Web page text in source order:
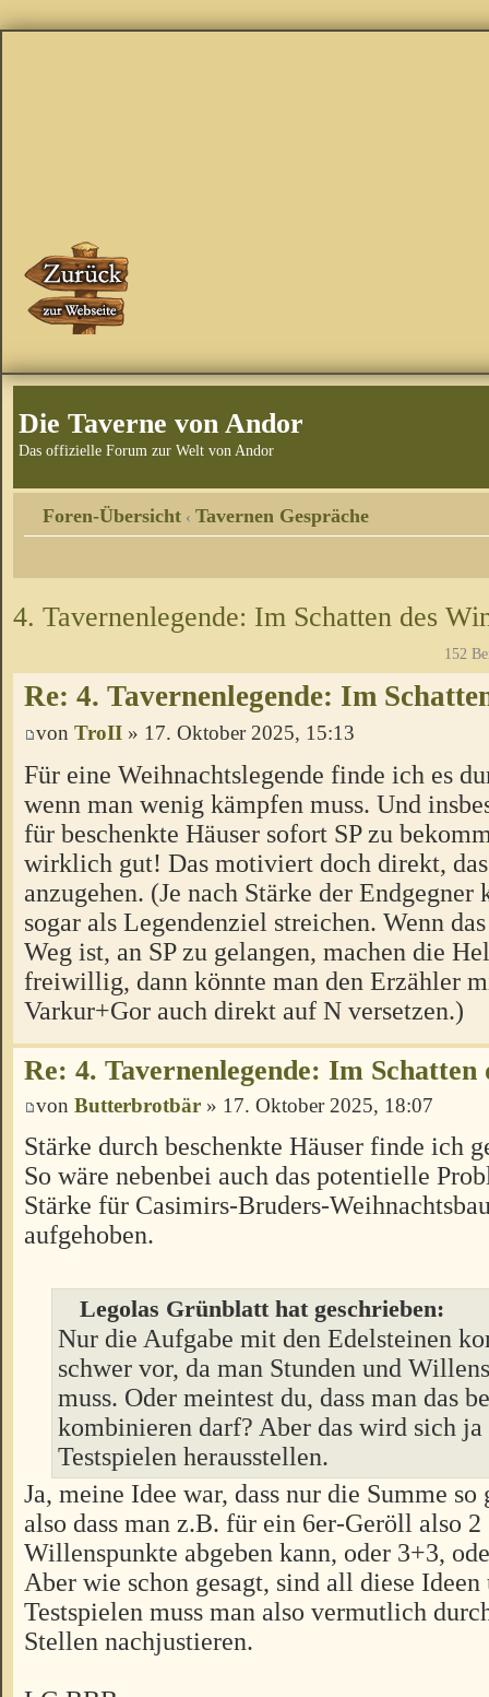
Die Taverne von Andor
Das offizielle Forum zur Welt von Andor
Foren-Übersicht ‹ Tavernen Gespräche
4. Tavernenlegende: Im Schatten des
152
Re: 4. Tavernenlegende: Im
von TroII » 17. Oktober 2025, 15:13
Für eine Weihnachtslegende finde ich es
wenn man wenig kämpfen muss. Und
für beschenkte Häuser sofort SP zu
wirklich gut! Das motiviert doch direkt,
anzugehen. (Je nach Stärke der Endgegner
sogar als Legendenziel streichen. Wenn
Weg ist, an SP zu gelangen, machen die
freiwillig, dann könnte man den Erzähler
Varkur+Gor auch direkt auf N versetzen.)
Re: 4. Tavernenlegende: Im Schatten
von Butterbrotbär » 17. Oktober 2025, 18:07
Stärke durch beschenkte Häuser finde ich
So wäre nebenbei auch das potentielle
Stärke für Casimirs-Bruders-
aufgehoben.
Legolas Grünblatt hat geschrieben:
Nur die Aufgabe mit den Edelsteinen
schwer vor, da man Stunden und
muss. Oder meintest du, dass man das
kombinieren darf? Aber das wird sich ja
Testspielen herausstellen.
Ja, meine Idee war, dass nur die Summe so
also dass man z.B. für ein 6er-Geröll also 2
Willenspunkte abgeben kann, oder 3+3,
Aber wie schon gesagt, sind all diese
Testspielen muss man also vermutlich
Stellen nachjustieren.